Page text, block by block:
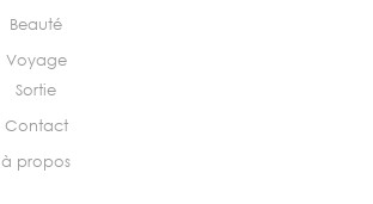
Beauté
Voyage
Sortie
Contact
à propos